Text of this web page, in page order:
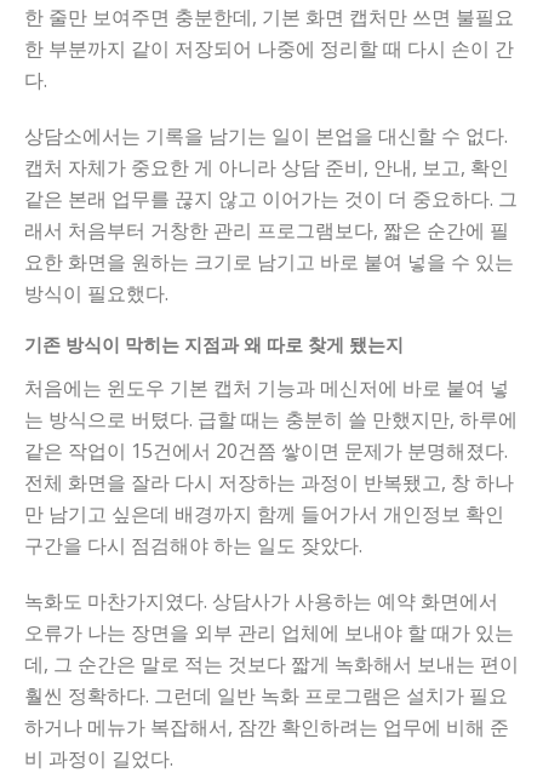
한 줄만 보여주면 충분한데, 기본 화면 캡처만 쓰면 불필요
한 부분까지 같이 저장되어 나중에 정리할 때 다시 손이 간
다.
상담소에서는 기록을 남기는 일이 본업을 대신할 수 없다.
캡처 자체가 중요한 게 아니라 상담 준비, 안내, 보고, 확인
같은 본래 업무를 끊지 않고 이어가는 것이 더 중요하다. 그
래서 처음부터 거창한 관리 프로그램보다, 짧은 순간에 필
요한 화면을 원하는 크기로 남기고 바로 붙여 넣을 수 있는
방식이 필요했다.
기존 방식이 막히는 지점과 왜 따로 찾게 됐는지
처음에는 윈도우 기본 캡처 기능과 메신저에 바로 붙여 넣
는 방식으로 버텼다. 급할 때는 충분히 쓸 만했지만, 하루에
같은 작업이 15건에서 20건쯤 쌓이면 문제가 분명해졌다.
전체 화면을 잘라 다시 저장하는 과정이 반복됐고, 창 하나
만 남기고 싶은데 배경까지 함께 들어가서 개인정보 확인
구간을 다시 점검해야 하는 일도 잦았다.
녹화도 마찬가지였다. 상담사가 사용하는 예약 화면에서
오류가 나는 장면을 외부 관리 업체에 보내야 할 때가 있는
데, 그 순간은 말로 적는 것보다 짧게 녹화해서 보내는 편이
훨씬 정확하다. 그런데 일반 녹화 프로그램은 설치가 필요
하거나 메뉴가 복잡해서, 잠깐 확인하려는 업무에 비해 준
비 과정이 길었다.